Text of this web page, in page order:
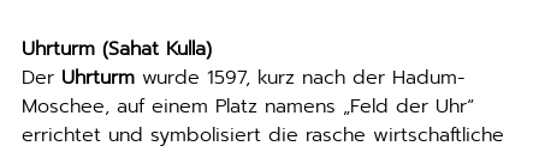
Uhrturm (Sahat Kulla)
Der Uhrturmwurde 1597, kurz nach der Hadum-
Moschee, auf einem Platz namens „Feld der Uhr“
errichtet und symbolisiert die rasche wirtschaftliche